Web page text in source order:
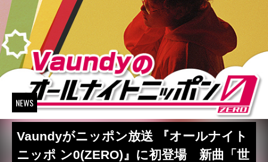
NEWS
Vaundyがニッポン放送 『オールナイト
ニッポ ン0(ZERO)』に初登場 新曲「世